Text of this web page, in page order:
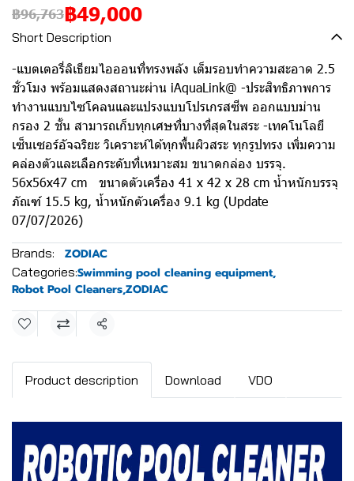
฿96,763฿49,000
Short Description
-แบตเตอรี่ลิเธียมไอออนที่ทรงพลัง เต็มรอบทำความสะอาด 2.5
ชั่วโมง พร้อมแสดงสถานะผ่าน iAquaLink@ -ประสิทธิภาพการ
ทำงานแบบไซโคลนและแปรงแบบโปรเกรสซีพ ออกแบบม่าน
กรอง 2 ชั้น สามารถเก็บทุกเศษที่บางที่สุดในสระ -เทคโนโลยี
เซ็นเซอร์อัจฉริยะ วิเคราะห์ได้ทุกพื้นผิวสระ ทุกรูปทรง เพิ่มความ
คล่องตัวและเลือกระดับที่เหมาะสม ขนาดกล่อง บรรจุ.
56x56x47 cm ขนาดตัวเครื่อง 41 x 42 x 28 cm น้ำหนักบรรจุ
ภัณฑ์ 15.5 kg, น้ำหนักตัวเครื่อง 9.1 kg (Update
07/07/2026)
Brands: ZODIAC
Categories:Swimming pool cleaning equipment,
Robot Pool Cleaners,ZODIAC
Share
Product description Download VDO